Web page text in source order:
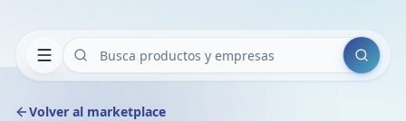
Buscar
Volver al marketplace